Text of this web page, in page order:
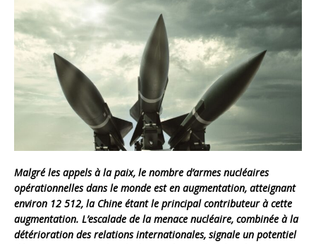
Malgré les appels à la paix, le nombre d’armes nucléaires
opérationnelles dans le monde est en augmentation, atteignant
environ 12 512, la Chine étant le principal contributeur à cette
augmentation. L’escalade de la menace nucléaire, combinée à la
détérioration des relations internationales, signale un potentiel